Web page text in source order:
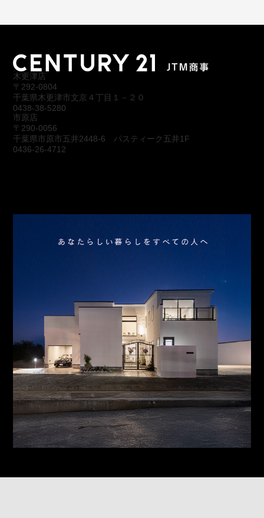
木更津店
〒292-0804
千葉県木更津市文京４丁目１－２０
0438-38-5280
市原店
〒290-0056
千葉県市原市五井2448-6 パスティーク五井1F
0436-26-4712